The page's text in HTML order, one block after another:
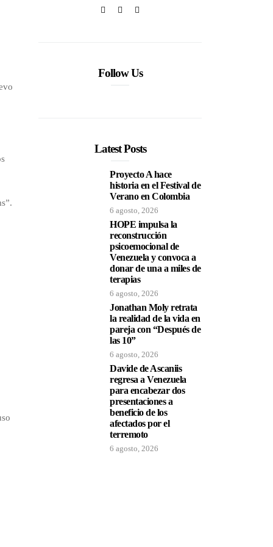
Follow Us
Latest Posts
Proyecto A hace
historia en el Festival de
Verano en Colombia
6 agosto, 2026
HOPE impulsa la
reconstrucción
psicoemocional de
Venezuela y convoca a
donar de una a miles de
terapias
6 agosto, 2026
Jonathan Moly retrata
la realidad de la vida en
pareja con “Después de
las 10”
6 agosto, 2026
Davide de Ascaniis
regresa a Venezuela
para encabezar dos
presentaciones a
beneficio de los
afectados por el
terremoto
6 agosto, 2026